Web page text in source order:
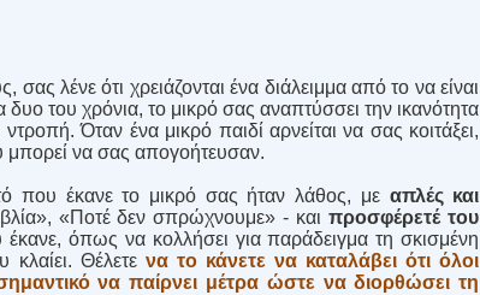
λένε ότι χρειάζονται ένα διάλειμμα από το να είναι
του χρόνια, το μικρό σας αναπτύσσει την ικανότητα
Όταν ένα μικρό παιδί αρνείται να σας κοιτάξει,
μπορεί να σας απογοήτευσαν.
που έκανε το μικρό σας ήταν λάθος, με απλές και
«Ποτέ δεν σπρώχνουμε» - καιπροσφέρετέ του
όπως να κολλήσει για παράδειγμα τη σκισμένη
Θέλετε να το κάνετε να καταλάβει ότι όλοι
να παίρνει μέτρα ώστε να διορθώσει τη